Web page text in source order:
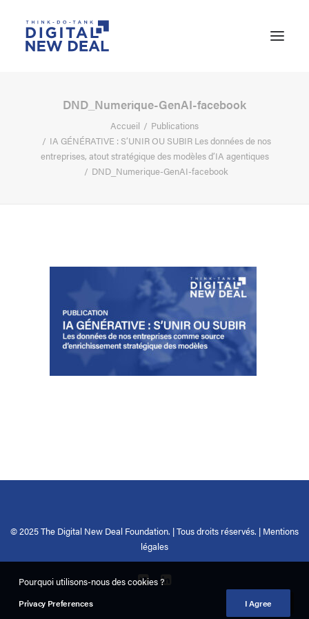
DND_Numerique-GenAI-facebook
Accueil
Publications
IA GÉNÉRATIVE : S’UNIR OU SUBIR Les données de nos
entreprises, atout stratégique des modèles d’IA agentiques
DND_Numerique-GenAI-facebook
© 2025 The Digital New Deal Foundation. | Tous droits réservés. | Mentions
légales
Pourquoi utilisons-nous des cookies ?
Privacy Preferences I Agree